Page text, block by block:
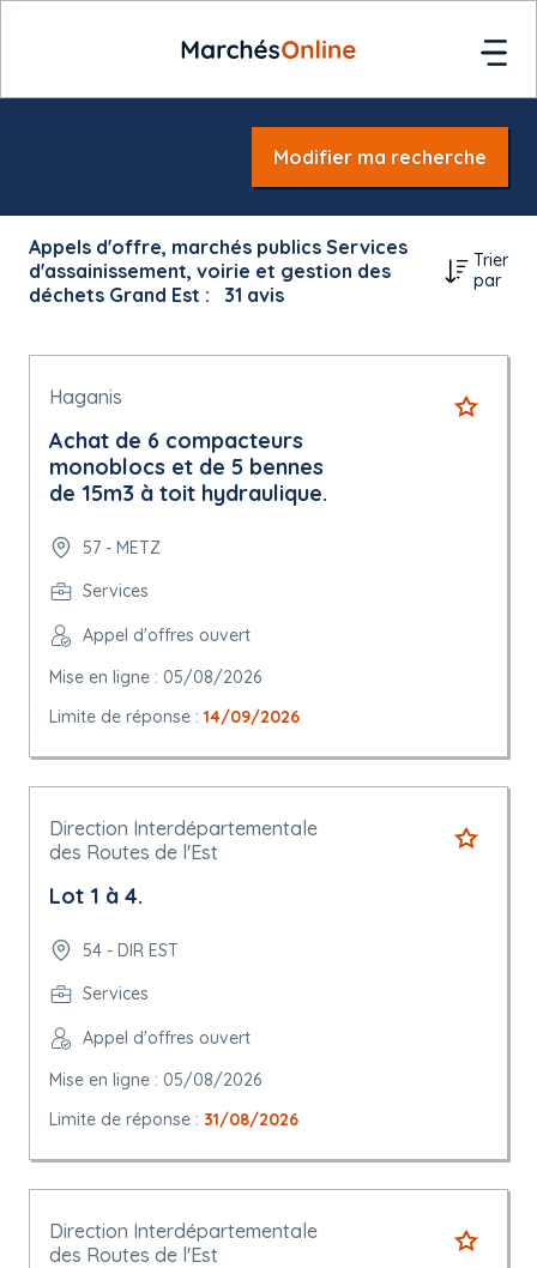
Modifier ma recherche
Appels d'offre, marchés publics Services
d'assainissement, voirie et gestion des
déchets Grand Est :
31 avis
Trier
par
Haganis
Achat de 6 compacteurs
monoblocs et de 5 bennes
de 15m3 à toit hydraulique.
57 - METZ
Services
Appel d'offres ouvert
Mise en ligne : 05/08/2026
Limite de réponse : 14/09/2026
Direction Interdépartementale
des Routes de l'Est
Lot 1 à 4.
54 - DIR EST
Services
Appel d'offres ouvert
Mise en ligne : 05/08/2026
Limite de réponse : 31/08/2026
Direction Interdépartementale
des Routes de l'Est